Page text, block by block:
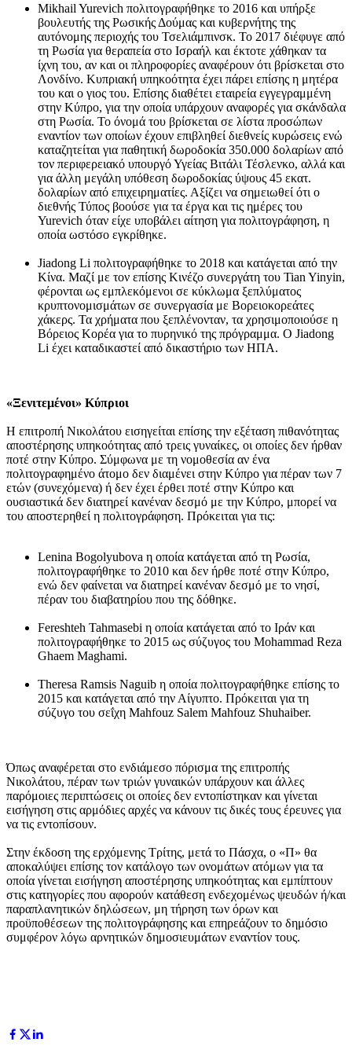
Mikhail Yurevich πολιτογραφήθηκε το 2016 και υπήρξε
βουλευτής της Ρωσικής Δούμας και κυβερνήτης της
αυτόνομης περιοχής του Τσελιάμπινσκ. Το 2017 διέφυγε από
τη Ρωσία για θεραπεία στο Ισραήλ και έκτοτε χάθηκαν τα
ίχνη του, αν και οι πληροφορίες αναφέρουν ότι βρίσκεται στο
Λονδίνο. Κυπριακή υπηκοότητα έχει πάρει επίσης η μητέρα
του και ο γιος του. Επίσης διαθέτει εταιρεία εγγεγραμμένη
στην Κύπρο, για την οποία υπάρχουν αναφορές για σκάνδαλα
στη Ρωσία. Το όνομά του βρίσκεται σε λίστα προσώπων
εναντίον των οποίων έχουν επιβληθεί διεθνείς κυρώσεις ενώ
καταζητείται για παθητική δωροδοκία 350.000 δολαρίων από
τον περιφερειακό υπουργό Υγείας Βιτάλι Τέσλενκο, αλλά και
για άλλη μεγάλη υπόθεση δωροδοκίας ύψους 45 εκατ.
δολαρίων από επιχειρηματίες. Αξίζει να σημειωθεί ότι ο
διεθνής Τύπος βοούσε για τα έργα και τις ημέρες του
Yurevich όταν είχε υποβάλει αίτηση για πολιτογράφηση, η
οποία ωστόσο εγκρίθηκε.
Jiadong Li πολιτογραφήθηκε το 2018 και κατάγεται από την
Κίνα. Μαζί με τον επίσης Κινέζο συνεργάτη του Tian Yinyin,
φέρονται ως εμπλεκόμενοι σε κύκλωμα ξεπλύματος
κρυπτονομισμάτων σε συνεργασία με Βορειοκορεάτες
χάκερς. Τα χρήματα που ξεπλένονταν, τα χρησιμοποιούσε η
Βόρειος Κορέα για το πυρηνικό της πρόγραμμα. Ο Jiadong
Li έχει καταδικαστεί από δικαστήριο των ΗΠΑ.
«Ξενιτεμένοι» Κύπριοι
Η επιτροπή Νικολάτου εισηγείται επίσης την εξέταση πιθανότητας
αποστέρησης υπηκοότητας από τρεις γυναίκες, οι οποίες δεν ήρθαν
ποτέ στην Κύπρο. Σύμφωνα με τη νομοθεσία αν ένα
πολιτογραφημένο άτομο δεν διαμένει στην Κύπρο για πέραν των 7
ετών (συνεχόμενα) ή δεν έχει έρθει ποτέ στην Κύπρο και
ουσιαστικά δεν διατηρεί κανέναν δεσμό με την Κύπρο, μπορεί να
του αποστερηθεί η πολιτογράφηση. Πρόκειται για τις:
Lenina Bogolyubova η οποία κατάγεται από τη Ρωσία,
πολιτογραφήθηκε το 2010 και δεν ήρθε ποτέ στην Κύπρο,
ενώ δεν φαίνεται να διατηρεί κανέναν δεσμό με το νησί,
πέραν του διαβατηρίου που της δόθηκε.
Fereshteh Tahmasebi η οποία κατάγεται από το Ιράν και
πολιτογραφήθηκε το 2015 ως σύζυγος του Mohammad Reza
Ghaem Maghami.
Theresa Ramsis Naguib η οποία πολιτογραφήθηκε επίσης το
2015 και κατάγεται από την Αίγυπτο. Πρόκειται για τη
σύζυγο του σεΐχη Mahfouz Salem Mahfouz Shuhaiber.
Όπως αναφέρεται στο ενδιάμεσο πόρισμα της επιτροπής
Νικολάτου, πέραν των τριών γυναικών υπάρχουν και άλλες
παρόμοιες περιπτώσεις οι οποίες δεν εντοπίστηκαν και γίνεται
εισήγηση στις αρμόδιες αρχές να κάνουν τις δικές τους έρευνες για
να τις εντοπίσουν.
Στην έκδοση της ερχόμενης Τρίτης, μετά το Πάσχα, ο «Π» θα
αποκαλύψει επίσης τον κατάλογο των ονομάτων ατόμων για τα
οποία γίνεται εισήγηση αποστέρησης υπηκοότητας και εμπίπτουν
στις κατηγορίες που αφορούν κατάθεση ενδεχομένως ψευδών ή/και
παραπλανητικών δηλώσεων, μη τήρηση των όρων και
προϋποθέσεων της πολιτογράφησης και επηρεάζουν το δημόσιο
συμφέρον λόγω αρνητικών δημοσιευμάτων εναντίον τους.